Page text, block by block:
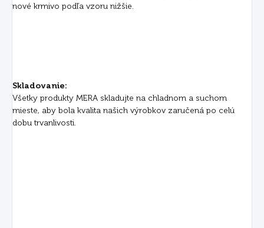
nové krmivo podľa vzoru nižšie.
Skladovanie:
Všetky produkty MERA skladujte na chladnom a suchom
mieste, aby bola kvalita našich výrobkov zaručená po celú
dobu trvanlivosti.